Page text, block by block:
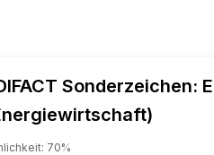
Sonderzeichen:
70%